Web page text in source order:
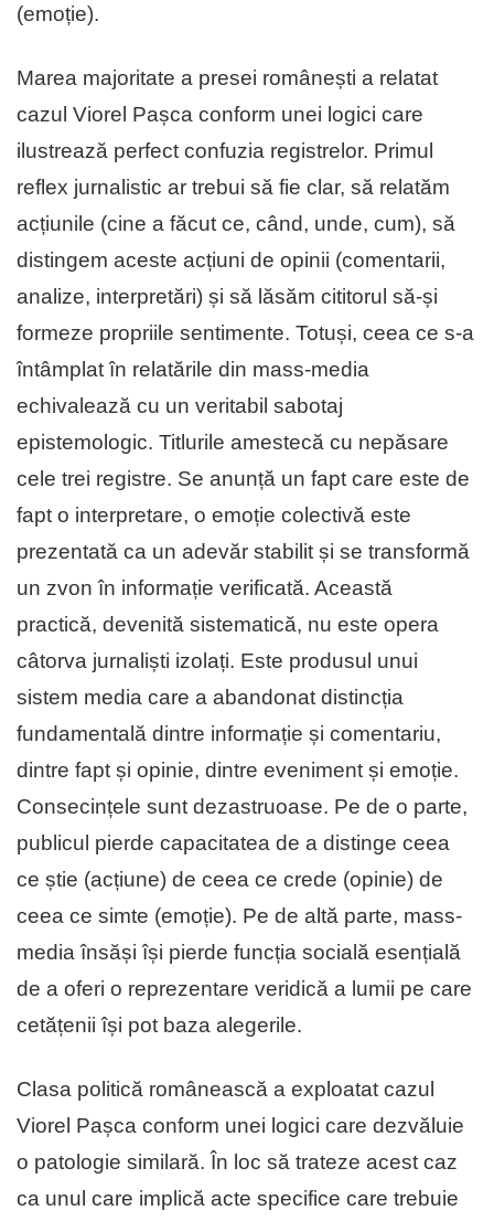
(emoție).
Marea majoritate a presei românești a relatat
cazul Viorel Pașca conform unei logici care
ilustrează perfect confuzia registrelor. Primul
reflex jurnalistic ar trebui să fie clar, să relatăm
acțiunile (cine a făcut ce, când, unde, cum), să
distingem aceste acțiuni de opinii (comentarii,
analize, interpretări) și să lăsăm cititorul să-și
formeze propriile sentimente. Totuși, ceea ce s-a
întâmplat în relatările din mass-media
echivalează cu un veritabil sabotaj
epistemologic. Titlurile amestecă cu nepăsare
cele trei registre. Se anunță un fapt care este de
fapt o interpretare, o emoție colectivă este
prezentată ca un adevăr stabilit și se transformă
un zvon în informație verificată. Această
practică, devenită sistematică, nu este opera
câtorva jurnaliști izolați. Este produsul unui
sistem media care a abandonat distincția
fundamentală dintre informație și comentariu,
dintre fapt și opinie, dintre eveniment și emoție.
Consecințele sunt dezastruoase. Pe de o parte,
publicul pierde capacitatea de a distinge ceea
ce știe (acțiune) de ceea ce crede (opinie) de
ceea ce simte (emoție). Pe de altă parte, mass-
media însăși își pierde funcția socială esențială
de a oferi o reprezentare veridică a lumii pe care
cetățenii își pot baza alegerile.
Clasa politică românească a exploatat cazul
Viorel Pașca conform unei logici care dezvăluie
o patologie similară. În loc să trateze acest caz
ca unul care implică acte specifice care trebuie